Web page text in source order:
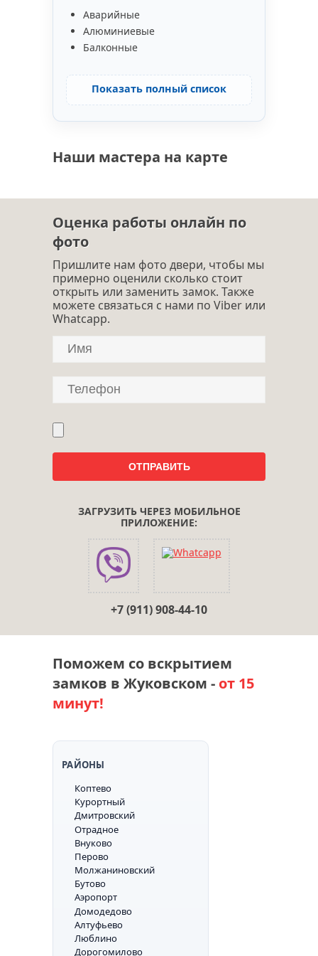
Аварийные
Алюминиевые
Балконные
Показать полный список
Наши мастера на карте
Оценка работы онлайн по
фото
Пришлите нам фото двери, чтобы мы
примерно оценили сколько стоит
открыть или заменить замок. Также
можете связаться с нами по Viber или
Whatcapp.
ЗАГРУЗИТЬ ЧЕРЕЗ МОБИЛЬНОЕ
ПРИЛОЖЕНИЕ:
+7 (911) 908-44-10
Поможем со вскрытием
замков в Жуковском - от 15
минут!
РАЙОНЫ
Коптево
Курортный
Дмитровский
Отрадное
Внуково
Перово
Молжаниновский
Бутово
Аэропорт
Домодедово
Алтуфьево
Люблино
Дорогомилово